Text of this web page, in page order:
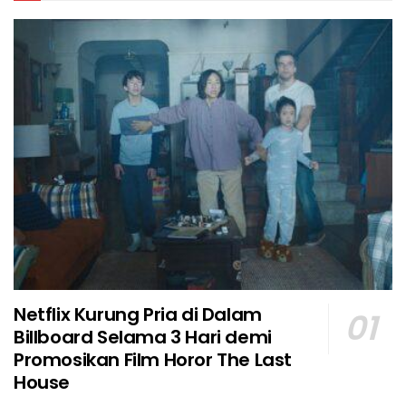
Netflix Kurung Pria di Dalam
Billboard Selama 3 Hari demi
Promosikan Film Horor The Last
House